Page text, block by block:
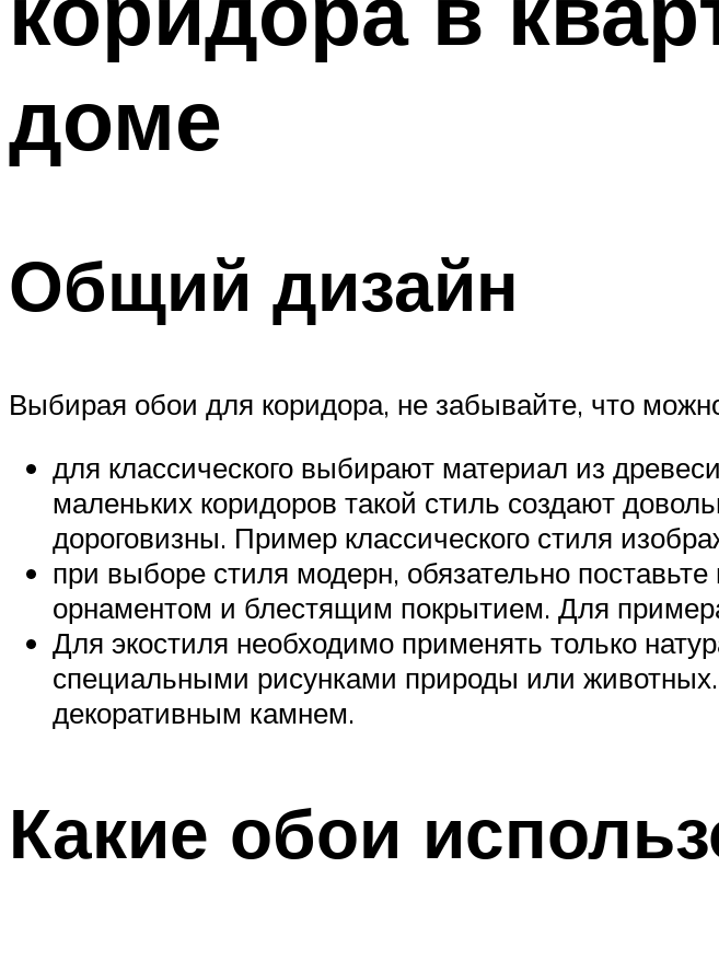
доме
Общий дизайн
Выбирая обои для коридора, не забывайте, что
для классического выбирают материал из
маленьких коридоров такой стиль создают
дороговизны. Пример классического стиля
при выборе стиля модерн, обязательно
орнаментом и блестящим покрытием. Для
Для экостиля необходимо применять только
специальными рисунками природы или
декоративным камнем.
Какие обои